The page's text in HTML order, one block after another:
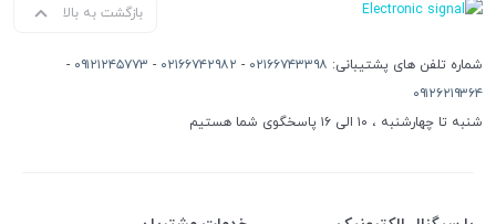
بازگشت به بالا
شماره تلفن های پشتیبانی: ۰۲۱۶۶۷۴۳۳۹۸ - ۰۲۱۶۶۷۴۲۹۸۲ - ۰۹۱۲۱۲۴۵۷۷۳ -
۰۹۱۲۶۲۱۹۳۶۴
شنبه تا چهارشنبه ، ۱۰ الی ۱۶ پاسخگوی شما هستیم